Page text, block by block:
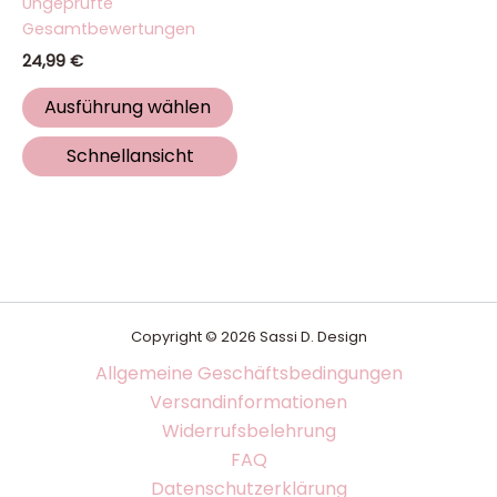
5.00
von 5
Gesamtbewertungen
24,99 €
Ausführung wählen
Schnellansicht
Copyright © 2026 Sassi D. Design
Allgemeine Geschäftsbedingungen
Versandinformationen
Widerrufsbelehrung
FAQ
Datenschutzerklärung